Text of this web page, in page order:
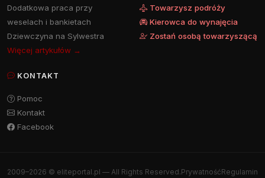
Dodatkowa praca przy
weselach i bankietach
Dziewczyna na Sylwestra
Więcej artykułów →
Towarzysz podróży
Kierowca do wynajęcia
Zostań osobą towarzyszącą
KONTAKT
Pomoc
Kontakt
Facebook
2009–2026 © eliteportal.pl — All Rights Reserved.PrywatnośćRegulamin